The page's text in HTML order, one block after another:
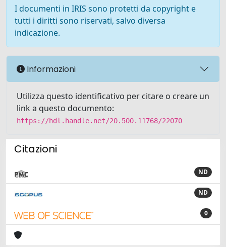
I documenti in IRIS sono protetti da copyright e
tutti i diritti sono riservati, salvo diversa
indicazione.
Informazioni
Utilizza questo identificativo per citare o creare un
link a questo documento:
https://hdl.handle.net/20.500.11768/22070
Citazioni
ND
ND
0